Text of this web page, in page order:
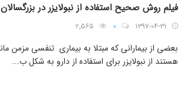
فیلم روش صحیح استفاده از نبولایزر در بزرگسالان
۱۳۹۷-۰۴-۳۱ ۰ ۲٬۵۶۵
هستند از نبولایزر برای استفاده از دارو به شکل ب...